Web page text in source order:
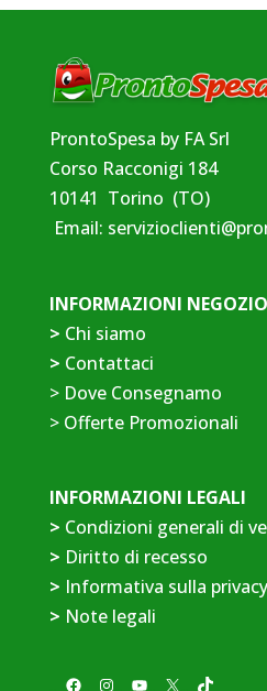
ProntoSpesa by FA Srl
Corso Racconigi 184
10141 Torino (TO)
Email:
INFORMAZIONI NEGOZIO
> Chi siamo
> Contattaci
> Dove Consegnamo
>Offerte Promozionali
INFORMAZIONI LEGALI
> Condizioni generali di
> Diritto di recesso
> Informativa sulla privacy
> Note legali
Facebook
Instagram
YouTube
X TikTok